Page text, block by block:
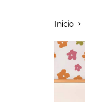
Inicio